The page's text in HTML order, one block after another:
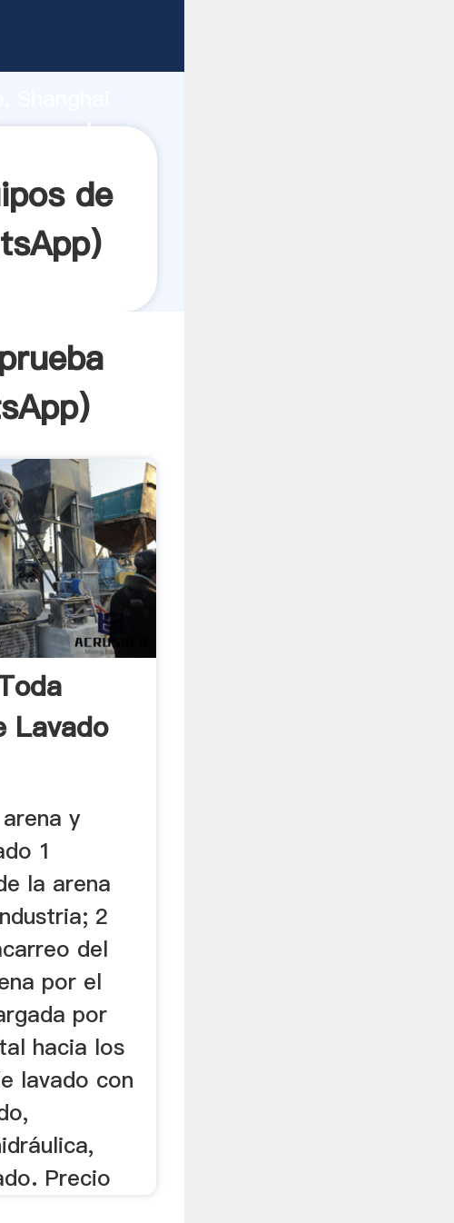
crea el
de
)
)
Lavado
y
1
la arena
2
del
por el
por
hacia los
lavado con
Precio